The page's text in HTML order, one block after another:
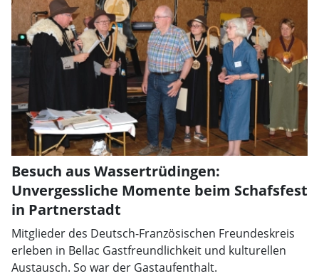
Besuch aus Wassertrüdingen:
Unvergessliche Momente beim Schafsfest
in Partnerstadt
Mitglieder des Deutsch-Französischen Freundeskreis
erleben in Bellac Gastfreundlichkeit und kulturellen
Austausch. So war der Gastaufenthalt.